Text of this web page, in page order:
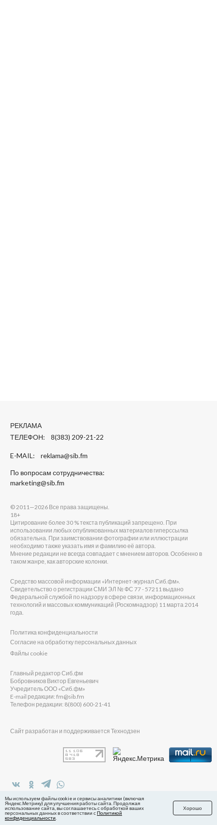
РЕКЛАМА
ТЕЛЕФОН: 8(383) 209-21-22
E-MAIL: reklama@sib.fm
По вопросам сотрудничества:
marketing@sib.fm
в Яндекс.Дзен
© 2011—2026 Все права защищены.
18+
Цитирование более 30 % текста публикаций запрещено. При
использовании любых опубликованных материалов гиперссылка
обязательна. При заимствовании фотографии или иллюстрации
необходимо также указать имя и фамилию её автора.
Мнение редакции не всегда совпадает с мнением авторов. Особенно в
таком жанре, как авторские колонки.
Средство массовой информации «Интернет-журнал Сиб.фм».
Свидетельство о регистрации СМИ ЭЛ № ФС 77 - 57211 выдано
Федеральной службой по надзору в сфере связи, информационных
технологий и массовых коммуникаций (Роскомнадзор) 11 марта 2014
года.
Политика конфиденциальности
Согласие на обработку персональных данных
Файлы cookie
Главный редактор Сиб.фм
Бобровников Виктор Евгеньевич
Учредитель ООО «Сиб.фм»
E-mail редакции: fm@sib.fm
Телефон редакции: 8(800) 600-21-41
Сайт разработан и поддерживается Технодзен
Мы используем файлы cookie и сервисы аналитики (включая
Яндекс.Метрику) для улучшения работы сайта. Продолжая
использование сайта, вы соглашаетесь с обработкой ваших
персональных данных в соответствии сПолитикой
конфиденциальности
Хорошо